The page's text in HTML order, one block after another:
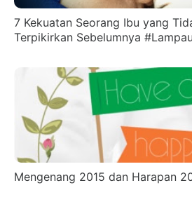
7 Kekuatan Seorang Ibu yang
Terpikirkan Sebelumnya
Mengenang 2015 dan Harapan